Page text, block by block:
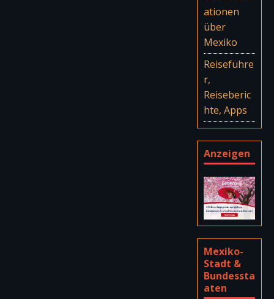
ationen
über
Mexiko
Reiseführe
r,
Reiseberic
hte, Apps
Anzeigen
Mexiko-
Stadt &
Bundessta
aten